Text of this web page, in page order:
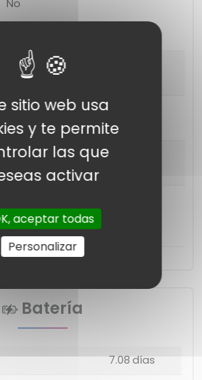
No
Despertador
Cronómetro
Temporizador
Recordatorio
Si
Batería
7.08 días
sitio web usa
y te permite
las que
activar
aceptar todas
Personalizar